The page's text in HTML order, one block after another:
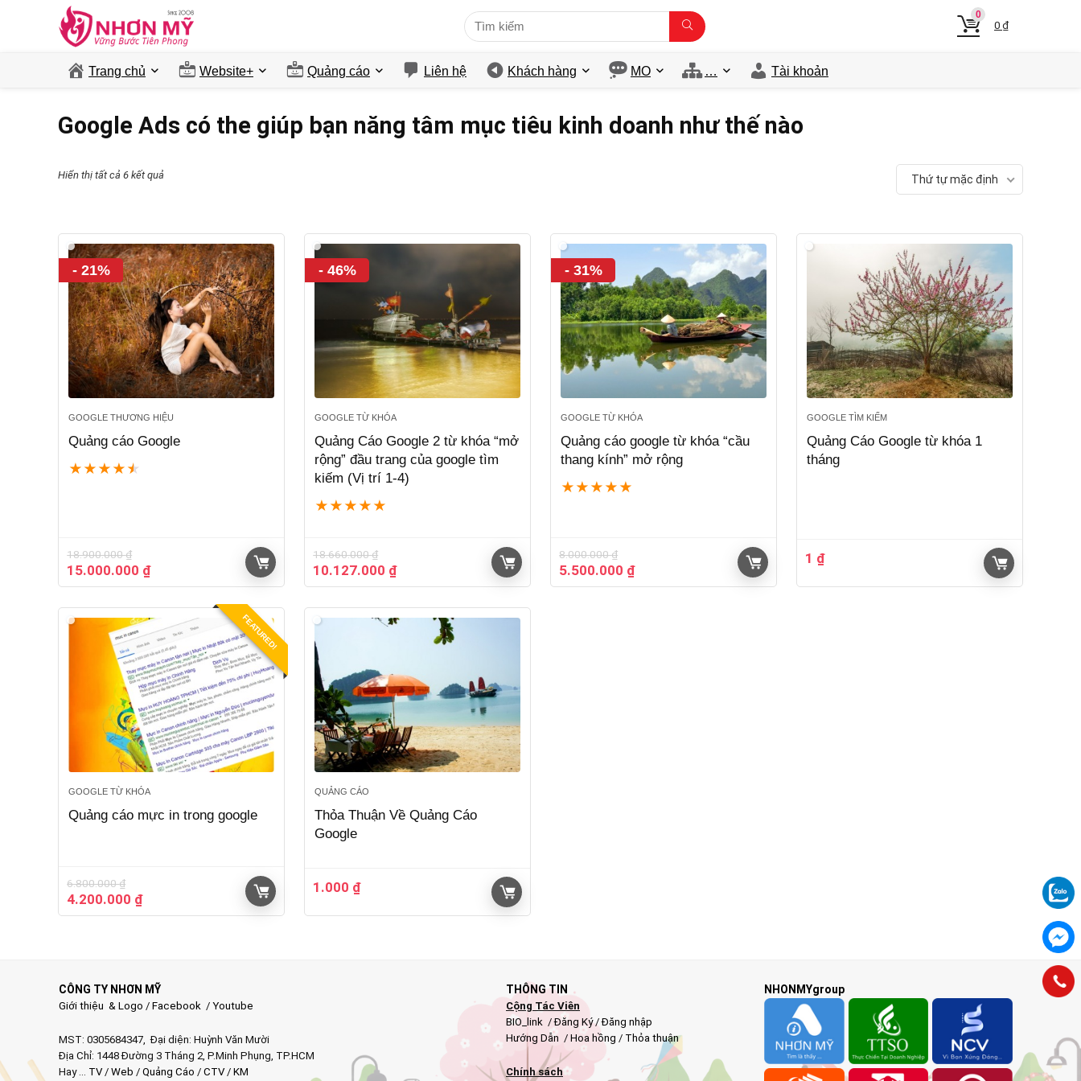
0
0 ₫
Trang chủ Website+ Quảng cáo Liên hệ Khách hàng MO … Tài khoản
Google Ads có the giúp bạn năng tâm mục tiêu kinh doanh như thế nào
Hiển thị tất cả 6 kết quả Thứ tự mặc định
- 21%
GOOGLE THƯƠNG HIỆU
Quảng cáo Google
★ ★ ★ ★ ★
18.900.000₫
Giá
gốc
18.900.000 ₫.
15.000.000 ₫Giá
hiện
là:
15.000.000 ₫.
- 46%
GOOGLE TỪ KHÓA
Quảng Cáo Google 2 từ khóa “mở
rộng” đầu trang của google tìm
kiếm (Vị trí 1-4)
★ ★ ★ ★ ★
18.660.000₫
Giá
gốc
18.660.000 ₫.
10.127.000 ₫Giá
hiện
là:
10.127.000 ₫.
- 31%
GOOGLE TỪ KHÓA
Quảng cáo google từ khóa “cầu
thang kính” mở rộng
★ ★ ★ ★ ★
8.000.000₫
Giá
gốc
5.500.000 ₫Giá
hiện
GOOGLE TÌM KIẾM
Quảng Cáo Google từ khóa 1
tháng
1 ₫
FEATURED!
GOOGLE TỪ KHÓA
Quảng cáo mực in trong google
6.800.000₫
Giá
gốc
4.200.000 ₫Giá
hiện
QUẢNG CÁO
Thỏa Thuận Về Quảng Cáo
Google
1.000 ₫
CÔNG TY NHƠN MỸ
Giới thiệu & Logo / Facebook / Youtube
MST: 0305684347, Đại diện: Huỳnh Văn Mười
Địa Chỉ: 1448 Đường 3 Tháng 2, P.Minh Phụng, TP.HCM
Hay …
TV/ Web / Quảng Cáo / CTV/ KM
THÔNG TIN
Cộng Tác Viên
BIO_link /Đăng Ký /Đăng nhập
Hướng Dẫn / Hoa hồng /Thỏa thuận
Chính sách
NHONMYgroup